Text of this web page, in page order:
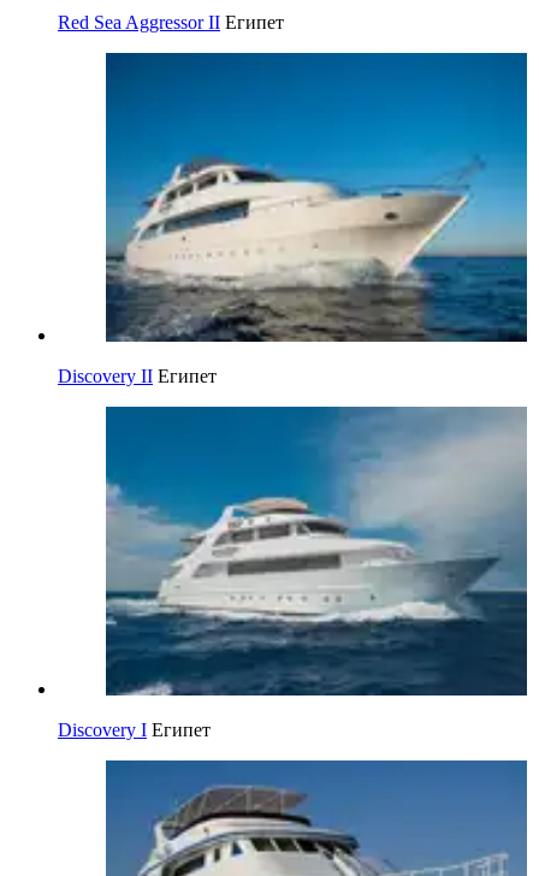
Red Sea Aggressor II Египет
Discovery II Египет
Discovery I Египет